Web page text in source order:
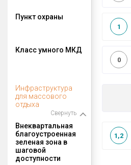
Пункт охраны
1
Класс умного МКД
0
Инфраструктура
для массового
отдыха
Свернуть
Внеквартальная
благоустроенная
зеленая зона в
шаговой
доступности
1,2